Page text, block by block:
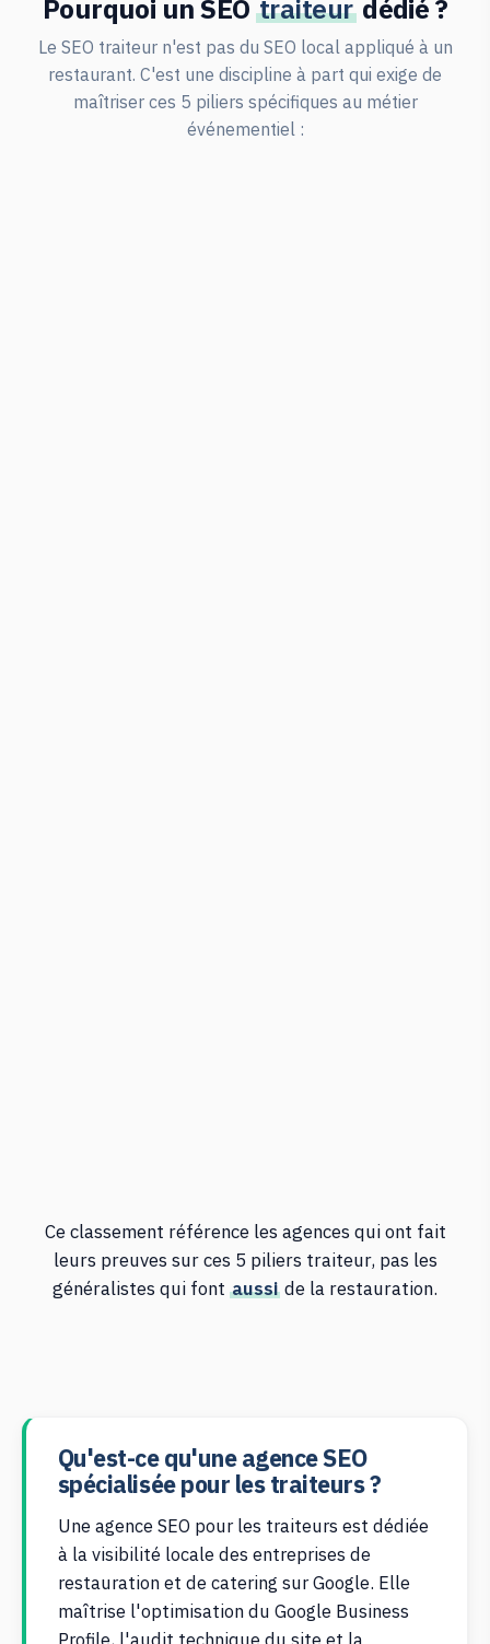
Pourquoi un SEOtraiteurdédié ?
Le SEO traiteur n'est pas du SEO local appliqué à un
restaurant. C'est une discipline à part qui exige de
maîtriser ces 5 piliers spécifiques au métier
événementiel :
Ce classement référence les agences qui ont fait
leurs preuves sur ces 5 piliers traiteur, pas les
généralistes qui font aussi de la restauration.
Qu'est-ce qu'une agence SEO
spécialisée pour les traiteurs ?
Une agence SEO pour les traiteurs est dédiée
à la visibilité locale des entreprises de
restauration et de catering sur Google. Elle
maîtrise l'optimisation du Google Business
Profile, l'audit technique du site et la